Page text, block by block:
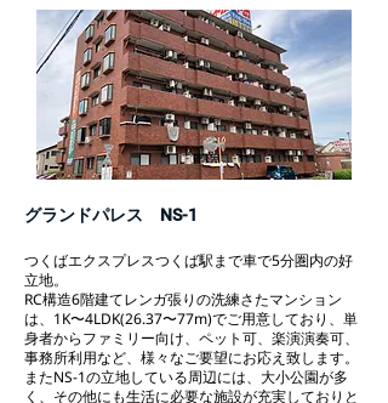
グランドパレス NS-1
つくばエクスプレスつくば駅まで車で5分圏内の好
立地。
RC構造6階建てレンガ張りの洗練さたマンション
は、1K〜4LDK(26.37〜77m)でご用意しており、単
身者からファミリー向け、ペット可、楽演演奏可、
事務所利用など、様々なご要望にお応え致します。
またNS-1の立地している周辺には、大小公園が多
く、その他にも生活に必要な施設が充実しておりと